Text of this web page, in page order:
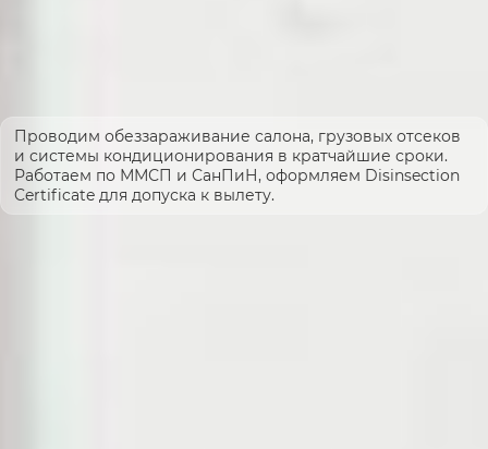
Проводим обеззараживание салона, грузовых отсеков
и системы кондиционирования в кратчайшие сроки.
Работаем по ММСП и СанПиН, оформляем Disinsection
Certificate для допуска к вылету.